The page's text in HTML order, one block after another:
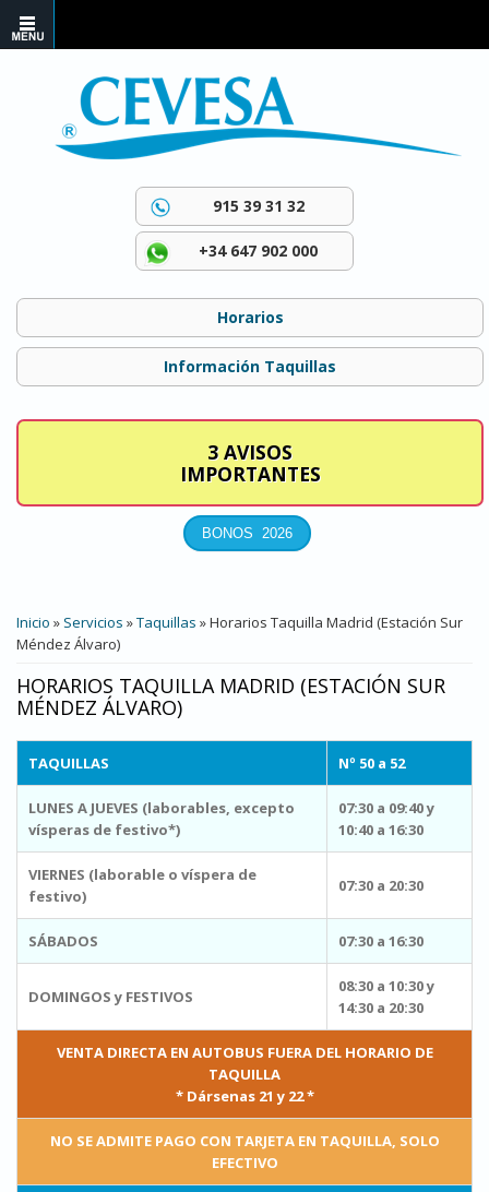
915 39 31 32
+34 647 902 000
Horarios
Información Taquillas
3 AVISOS
IMPORTANTES
USTED ESTÁ AQUÍ
Inicio » Servicios »Taquillas » Horarios Taquilla Madrid (Estación Sur
Méndez Álvaro)
HORARIOS TAQUILLA MADRID (ESTACIÓN SUR
MÉNDEZ ÁLVARO)
TAQUILLAS Nº 50 a 52
LUNES A JUEVES (laborables, excepto
vísperas de festivo*)
07:30 a 09:40 y
10:40 a 16:30
VIERNES (laborable o víspera de
festivo)
07:30 a 20:30
SÁBADOS 07:30 a 16:30
DOMINGOS y FESTIVOS
08:30 a 10:30 y
14:30 a 20:30
VENTA DIRECTA EN AUTOBUS FUERA DEL HORARIO DE
TAQUILLA
* Dársenas 21 y 22 *
NO SE ADMITE PAGO CON TARJETA EN TAQUILLA, SOLO
EFECTIVO